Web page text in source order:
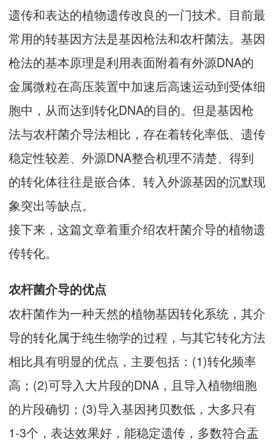
遗传和表达的植物遗传改良的一门技术。目前最
常用的转基因方法是基因枪法和农杆菌法。基因
枪法的基本原理是利用表面附着有外源DNA的
金属微粒在高压装置中加速后高速运动到受体细
胞中，从而达到转化DNA的目的。但是基因枪
法与农杆菌介导法相比，存在着转化率低、遗传
稳定性较差、外源DNA整合机理不清楚、得到
的转化体往往是嵌合体、转入外源基因的沉默现
象突出等缺点。
接下来，这篇文章着重介绍农杆菌介导的植物遗
传转化。
农杆菌介导的优点
农杆菌作为一种天然的植物基因转化系统，其介
导的转化属于纯生物学的过程，与其它转化方法
相比具有明显的优点，主要包括：(1)转化频率
高；(2)可导入大片段的DNA，且导入植物细胞
的片段确切；(3)导入基因拷贝数低，大多只有
1-3个，表达效果好，能稳定遗传，多数符合盂